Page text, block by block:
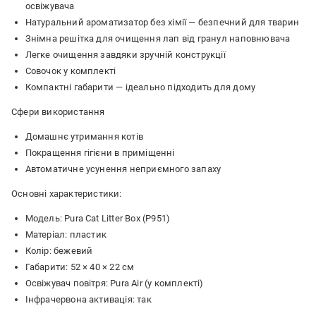
освіжувача
Натуральний ароматизатор без хімії — безпечний для тварин
Знімна решітка для очищення лап від гранул наповнювача
Легке очищення завдяки зручній конструкції
Совочок у комплекті
Компактні габарити — ідеально підходить для дому
Сфери використання
Домашнє утримання котів
Покращення гігієни в приміщенні
Автоматичне усунення неприємного запаху
Основні характеристики:
Модель: Pura Cat Litter Box (P951)
Матеріал: пластик
Колір: бежевий
Габарити: 52 × 40 × 22 см
Освіжувач повітря: Pura Air (у комплекті)
Інфрачервона активація: так